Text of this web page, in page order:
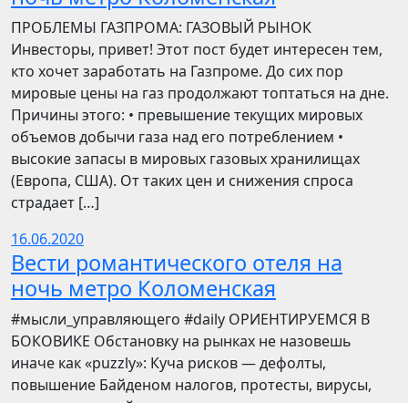
ПРОБЛЕМЫ ГАЗПРОМА: ГАЗОВЫЙ РЫНОК
Инвесторы, привет! Этот пост будет интересен тем,
кто хочет заработать на Газпроме. До сих пор
мировые цены на газ продолжают топтаться на дне.
Причины этого: • превышение текущих мировых
объемов добычи газа над его потреблением •
высокие запасы в мировых газовых хранилищах
(Европа, США). От таких цен и снижения спроса
страдает […]
16.06.2020
Вести романтического отеля на
ночь метро Коломенская
​​#мысли_управляющего #daily ОРИЕНТИРУЕМСЯ В
БОКОВИКЕ Обстановку на рынках не назовешь
иначе как «puzzly»: Куча рисков — дефолты,
повышение Байденом налогов, протесты, вирусы,